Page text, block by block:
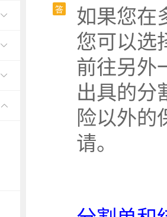




答
如果您在
您可以选
前往另外
出具的分
险以外的
请。